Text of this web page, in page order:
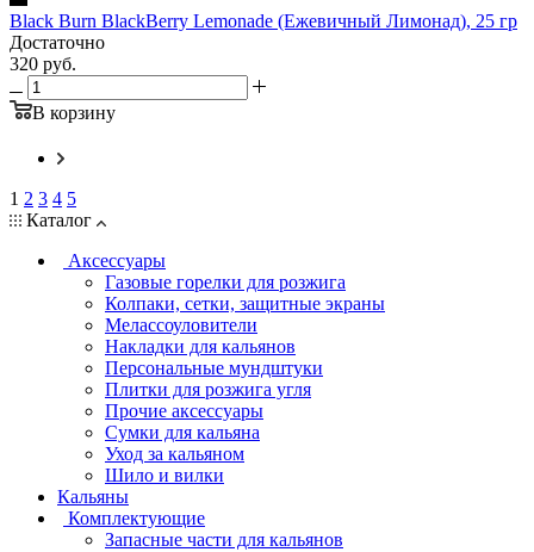
Black Burn BlackBerry Lemonade (Ежевичный Лимонад), 25 гр
Достаточно
320 руб.
В корзину
1 2 3 4 5
Каталог
Аксессуары
Газовые горелки для розжига
Колпаки, сетки, защитные экраны
Мелассоуловители
Накладки для кальянов
Персональные мундштуки
Плитки для розжига угля
Прочие аксессуары
Сумки для кальяна
Уход за кальяном
Шило и вилки
Кальяны
Комплектующие
Запасные части для кальянов